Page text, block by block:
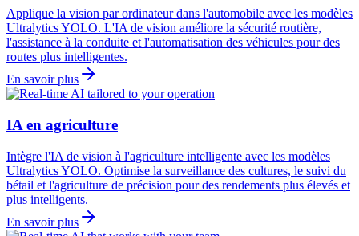
Applique la vision par ordinateur dans l'automobile avec les modèles
Ultralytics YOLO. L'IA de vision améliore la sécurité routière,
l'assistance à la conduite et l'automatisation des véhicules pour des
routes plus intelligentes.
En savoir plus
IA en agriculture
Intègre l'IA de vision à l'agriculture intelligente avec les modèles
Ultralytics YOLO. Optimise la surveillance des cultures, le suivi du
bétail et l'agriculture de précision pour des rendements plus élevés et
plus intelligents.
En savoir plus